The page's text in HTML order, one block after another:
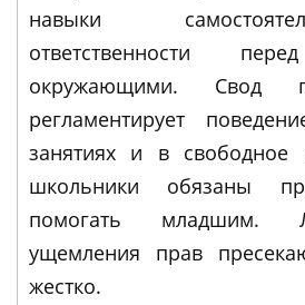
навыки
ответственности
окружающими. Свод
регламентирует
занятиях и в свободное
школьники обязаны
помогать младшим.
ущемления прав
жестко.